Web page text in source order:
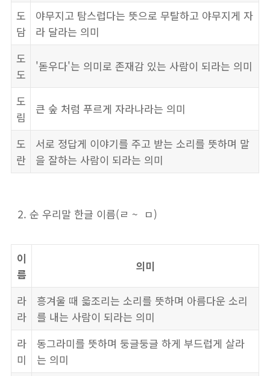
도
담
야무지고 탐스럽다는 뜻으로 무탈하고 야무지게 자
라 달라는 의미
도
도
'돋우다'는 의미로 존재감 있는 사람이 되라는 의미
도
림
큰 숲 처럼 푸르게 자라나라는 의미
도
란
서로 정답게 이야기를 주고 받는 소리를 뜻하며 말
을 잘하는 사람이 되라는 의미
순 우리말 한글 이름(ㄹ ~ ㅁ)
이
름
의미
라
라
흥겨울 때 읇조리는 소리를 뜻하며 아름다운 소리
를 내는 사람이 되라는 의미
라
미
동그라미를 뜻하며 둥글둥글 하게 부드럽게 살라
는 의미